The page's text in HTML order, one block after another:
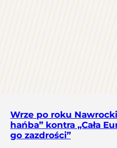
Wrze po roku
hańba” kontra „Cała
go zazdrości”